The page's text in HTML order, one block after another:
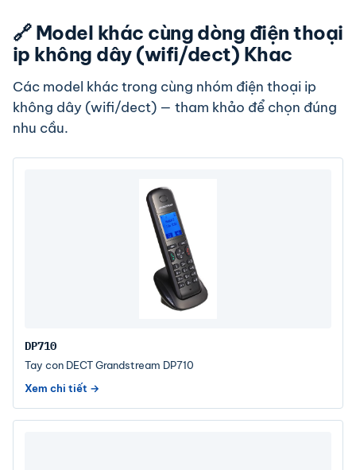
🔗 Model khác cùng dòng điện thoại
ip không dây (wifi/dect) Khac
Các model khác trong cùng nhóm điện thoại ip
không dây (wifi/dect) — tham khảo để chọn đúng
nhu cầu.
DP710
Tay con DECT Grandstream DP710
Xem chi tiết →